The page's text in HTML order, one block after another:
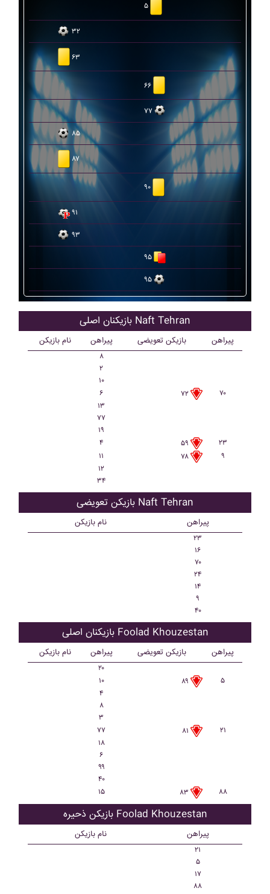
۵
۳۲
۶۳
۶۶
۷۷
۸۵
۸۷
۹۰
۹۱
۹۳
۹۵
۹۵
بازیکنان اصلی Naft Tehran
نام بازیکن پیراهن بازیکن تعویضی پیراهن
۸
۲
۱۰
۶
۷۲
۷۰
۱۳
۷۷
۱۹
۴
۵۹
۲۳
۱۱
۷۸
۹
۱۲
۳۴
بازیکن تعویضی Naft Tehran
نام بازیکن پیراهن
۲۳
۱۶
۷۰
۲۴
۱۴
۹
۴۰
بازیکنان اصلی Foolad Khouzestan
نام بازیکن پیراهن بازیکن تعویضی پیراهن
۲۰
۱۰
۸۹
۵
۴
۸
۳
۷۷
۸۱
۲۱
۱۸
۶
۹۹
۴۰
۱۵
۸۳ ۸۸
بازیکن ذحیره Foolad Khouzestan
نام بازیکن پیراهن
۲۱
۵
۱۷
۸۸